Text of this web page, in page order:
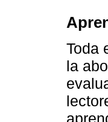
Toda
la